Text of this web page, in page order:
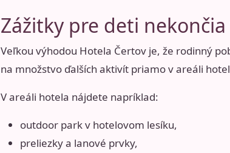
Zážitky pre deti
Veľkou výhodou Hotela Čertov je, že rodinný
na množstvo ďalších aktivít priamo v areáli
V areáli hotela nájdete napríklad:
outdoor park v hotelovom lesíku,
preliezky a lanové prvky,